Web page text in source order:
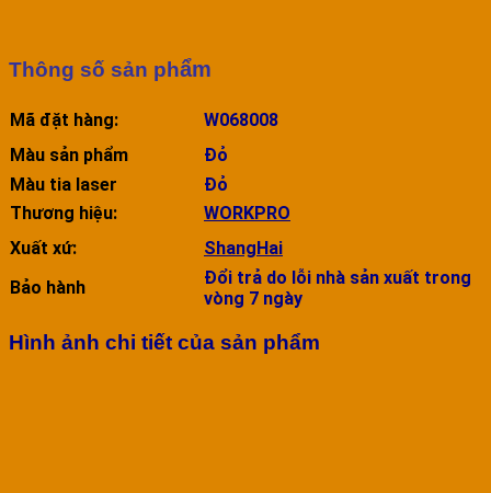
Thông số sản phẩm
Mã đặt hàng:
W068008
Màu sản phẩm
Đỏ
Màu tia laser
Đỏ
Thương hiệu:
WORKPRO
Xuất xứ:
ShangHai
Bảo hành
Đổi trả do lỗi nhà sản xuất trong
vòng 7 ngày
Hình ảnh chi tiết của sản phẩm